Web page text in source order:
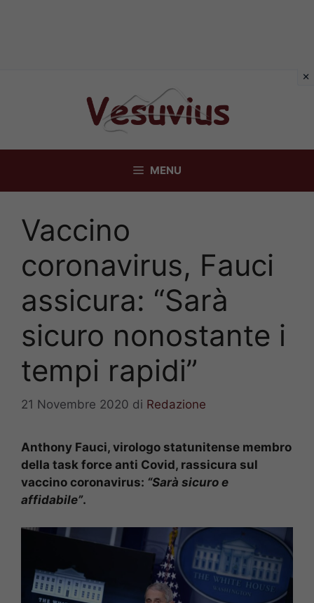
MENU
Vaccino
coronavirus, Fauci
assicura: “Sarà
sicuro nonostante i
tempi rapidi”
21 Novembre 2020 di Redazione
Anthony Fauci, virologo statunitense membro
della task force anti Covid, rassicura sul
vaccino coronavirus: “Sarà sicuro e
affidabile”.